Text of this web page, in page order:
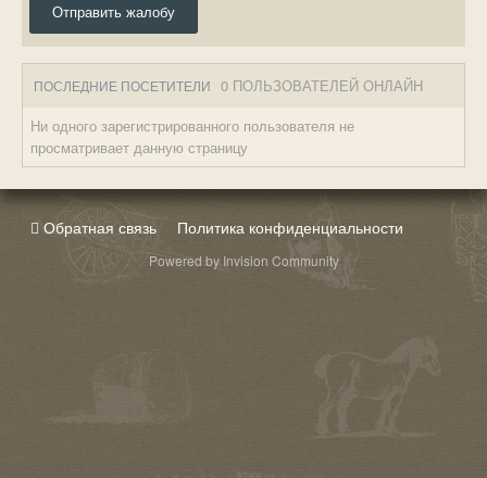
Отправить жалобу
ПОСЛЕДНИЕ ПОСЕТИТЕЛИ 0 ПОЛЬЗОВАТЕЛЕЙ ОНЛАЙН
Ни одного зарегистрированного пользователя не
просматривает данную страницу
Обратная связь Политика конфиденциальности
Powered by Invision Community